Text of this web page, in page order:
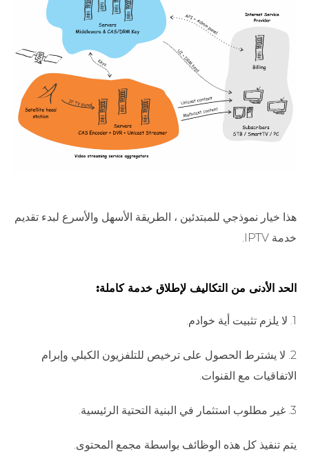
هذا خيار نموذجي للمبتدئين ، الطريقة الأسهل والأسرع لبدء تقديم
خدمة IPTV.
الحد الأدنى من التكاليف لإطلاق خدمة كاملة:
1. لا يلزم تثبيت أية خوادم.
2. لا يشترط الحصول على ترخيص للتلفزيون الكبلي وإبرام
الاتفاقيات مع القنوات.
3. غير مطلوب استثمار في البنية التحتية الرئيسية.
يتم تنفيذ كل هذه الوظائف بواسطة مجمع المحتوى.